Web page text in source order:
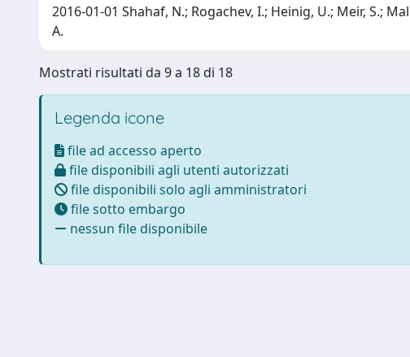
2016-01-01 Shahaf, N.; Rogachev, I.; Heinig, U.; Meir, S.;
A.
Mostrati risultati da 9 a 18 di 18
Legenda icone
file ad accesso aperto
file disponibili agli utenti autorizzati
file disponibili solo agli amministratori
file sotto embargo
nessun file disponibile